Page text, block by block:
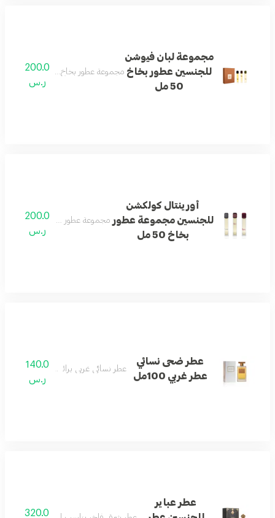
مجموعة لبان فيوشن
للجنسين عطور بخاخ
50 مل
مجموعة عطور بخاخ تجمع بين روائح
200.0
ر.س
أورينتال كولكشن
للجنسين مجموعة عطور
بخاخ 50 مل
مجموعة عطور شرقية غربية
200.0
ر.س
عطر ضحى نسائي
عطر غربي 100مل
عطر نسائي غربي برائحة مشرقة ونقية.
140.0
ر.س
عطر عباير
320.0